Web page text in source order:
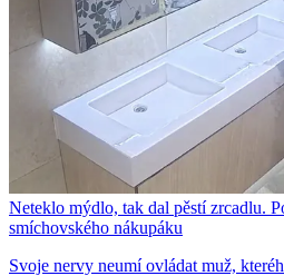
Neteklo mýdlo, tak dal pěstí zrcadlu.
smíchovského nákupáku
Svoje nervy neumí ovládat muž,